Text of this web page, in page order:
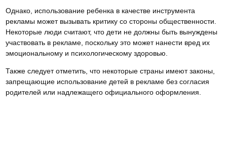
Однако, использование ребенка в качестве инструмента
рекламы может вызывать критику со стороны общественности.
Некоторые люди считают, что дети не должны быть вынуждены
участвовать в рекламе, поскольку это может нанести вред их
эмоциональному и психологическому здоровью.
Также следует отметить, что некоторые страны имеют законы,
запрещающие использование детей в рекламе без согласия
родителей или надлежащего официального оформления.